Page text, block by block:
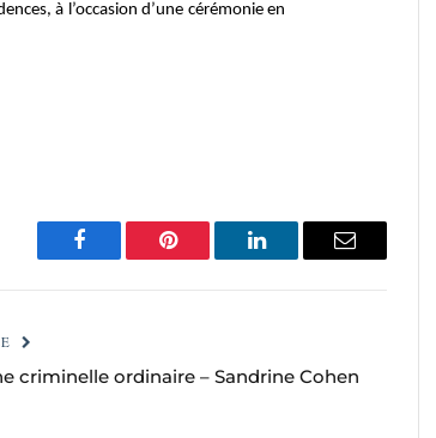
à l’occasion d’une cérémonie en
Facebook Pinterest LinkedIn Email
criminelle ordinaire – Sandrine Cohen